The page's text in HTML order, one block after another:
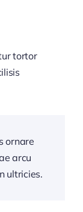
tortor
ornare
arcu
ultricies.